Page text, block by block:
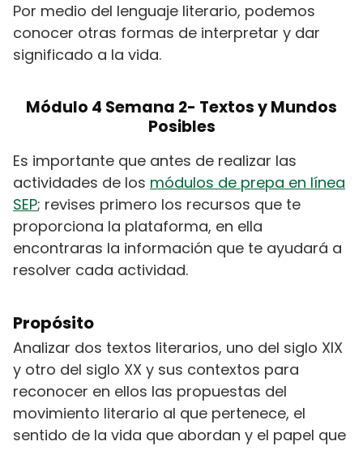
Por medio del lenguaje literario, podemos
conocer otras formas de interpretar y dar
significado a la vida.
Módulo 4 Semana 2- Textos y Mundos
Posibles
Es importante que antes de realizar las
actividades de los módulos de prepa en línea
SEP; revises primero los recursos que te
proporciona la plataforma, en ella
encontraras la información que te ayudará a
resolver cada actividad.
Propósito
Analizar dos textos literarios, uno del siglo XIX
y otro del siglo XX y sus contextos para
reconocer en ellos las propuestas del
movimiento literario al que pertenece, el
sentido de la vida que abordan y el papel que